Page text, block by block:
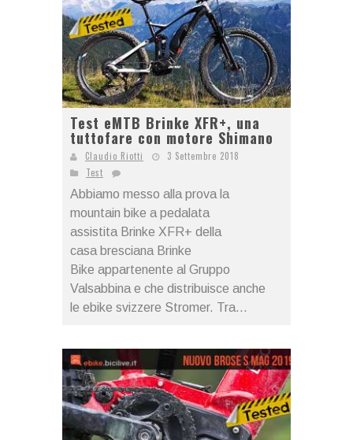
Test eMTB Brinke XFR+, una
tuttofare con motore Shimano
Claudio Riotti
3 Settembre 2018
Test
Abbiamo messo alla prova la
mountain bike a pedalata
assistita Brinke XFR+ della
casa bresciana Brinke
Bike appartenente al Gruppo
Valsabbina e che distribuisce anche
le ebike svizzere Stromer. Tra...